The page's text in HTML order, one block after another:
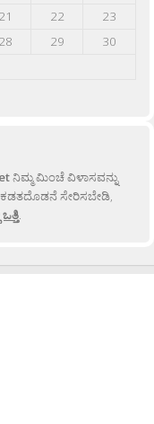
21 22
23
28 29
30
ನಿಮ್ಮ ಮಿಂಚೆ ವಿಳಾಸವನ್ನು
ಕಡತದೊಡನೆ ಸೇರಿಸಬೇಡಿ,
.